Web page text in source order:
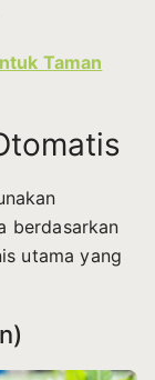
Taman
berdasarkan
utama yang